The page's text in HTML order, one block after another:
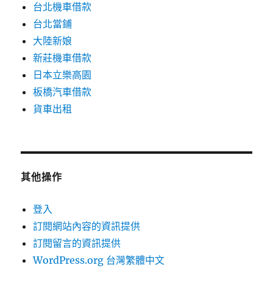
台北機車借款
台北當鋪
大陸新娘
新莊機車借款
日本立樂高園
板橋汽車借款
貨車出租
其他操作
登入
訂閱網站內容的資訊提供
訂閱留言的資訊提供
WordPress.org 台灣繁體中文